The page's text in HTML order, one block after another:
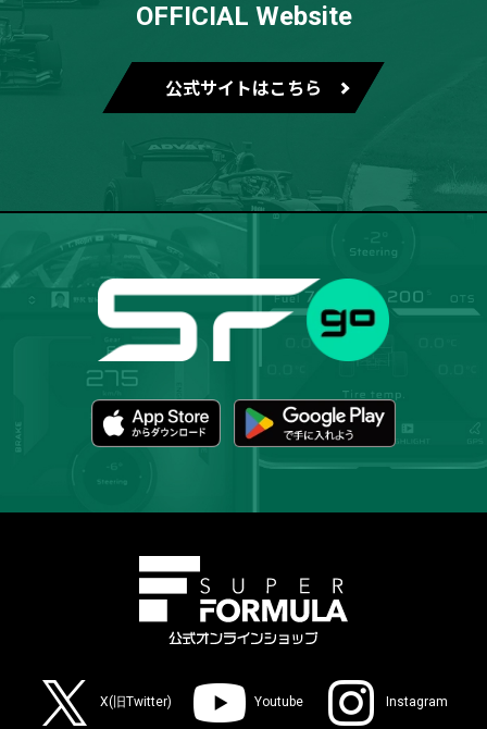
OFFICIAL Website
公式サイトはこちら
X(旧Twitter) Youtube Instagram